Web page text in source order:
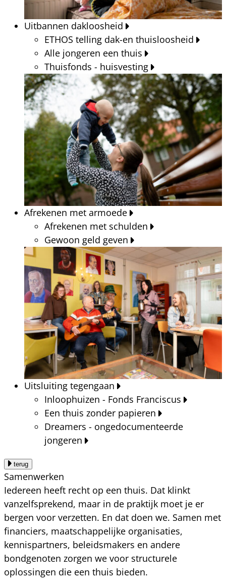
Uitbannen dakloosheid
ETHOS telling dak-en thuisloosheid
Alle jongeren een thuis
Thuisfonds - huisvesting
Afrekenen met armoede
Afrekenen met schulden
Gewoon geld geven
Uitsluiting tegengaan
Inloophuizen - Fonds Franciscus
Een thuis zonder papieren
Dreamers - ongedocumenteerde
jongeren
terug
Samenwerken
Iedereen heeft recht op een thuis. Dat klinkt
vanzelfsprekend, maar in de praktijk moet je er
bergen voor verzetten. En dat doen we. Samen met
financiers, maatschappelijke organisaties,
kennispartners, beleidsmakers en andere
bondgenoten zorgen we voor structurele
oplossingen die een thuis bieden.